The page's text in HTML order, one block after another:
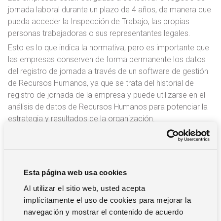
Esta página web usa cookies
Al utilizar el sitio web, usted acepta
implícitamente el uso de cookies para mejorar la
navegación y mostrar el contenido de acuerdo
jornada laboral durante un plazo de 4 años, de manera que
pueda acceder la Inspección de Trabajo, las propias
personas trabajadoras o sus representantes legales.
Esto es lo que indica la normativa, pero es importante que
las empresas conserven de forma permanente los datos
del registro de jornada a través de un software de gestión
de Recursos Humanos, ya que se trata del historial de
registro de jornada de la empresa y puede utilizarse en el
análisis de datos de Recursos Humanos para potenciar la
estrategia y resultados de la organización.
¿Cómo funciona el registro de
Las personas que teletrabajan o realizan trabajo híbrido
(parte de su jornada se realiza en remoto) también tienen
la obligación de registrar la jornada. Esto ha sido uno de